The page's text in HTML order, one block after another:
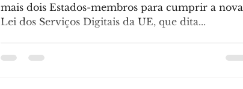
mais dois Estados-membros para cumprir a nova
Lei dos Serviços Digitais da UE, que dita...